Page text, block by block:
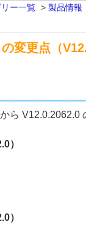
ー一覧 > 製品情報
変更点（
ら V12.0.2062.0
）
）